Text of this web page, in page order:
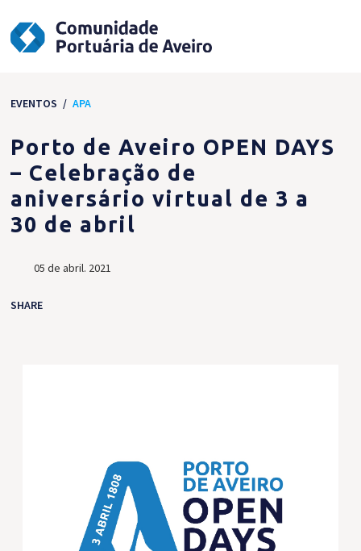
EVENTOS /APA
Porto de Aveiro OPEN DAYS
– Celebração de
aniversário virtual de 3 a
30 de abril
05 de abril. 2021
SHARE